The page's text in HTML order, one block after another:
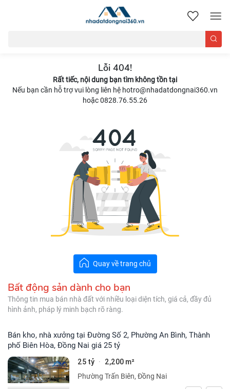
nhadatdongnai360.vn
Lỗi 404!
Rất tiếc, nội dung bạn tìm không tồn tại
Nếu bạn cần hỗ trợ vui lòng liên hệ hotro@nhadatdongnai360.vn
hoặc 0828.76.55.26
Quay về trang chủ
Bất động sản dành cho bạn
Thông tin mua bán nhà đất với nhiều loại diện tích, giá cả, đầy đủ
hình ảnh, pháp lý minh bạch rõ ràng.
Bán kho, nhà xưởng tại Đường Số 2, Phường An Bình, Thành
phố Biên Hòa, Đồng Nai giá 25 tỷ
25 tỷ · 2,200 m²
Phường Trấn Biên, Đồng Nai